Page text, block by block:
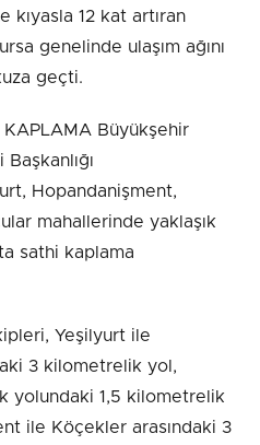
kıyasla 12 kat artıran
genelinde ulaşım ağını
geçti.
KAPLAMA Büyükşehir
Hopandanişment,
mahallerinde yaklaşık
sathi kaplama
Yeşilyurt ile
3 kilometrelik yol,
yolundaki 1,5 kilometrelik
ile Köçekler arasındaki 3